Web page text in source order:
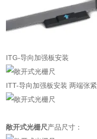
ITG-导向加强板安装
ITT-导向加强板安装 两端张紧
敞开式光栅尺产品尺寸：